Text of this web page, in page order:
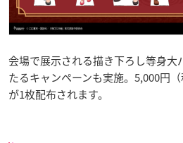
会場で展示される描き下ろし等身大
たるキャンペーンも実施。5,000円
が1枚配布されます。